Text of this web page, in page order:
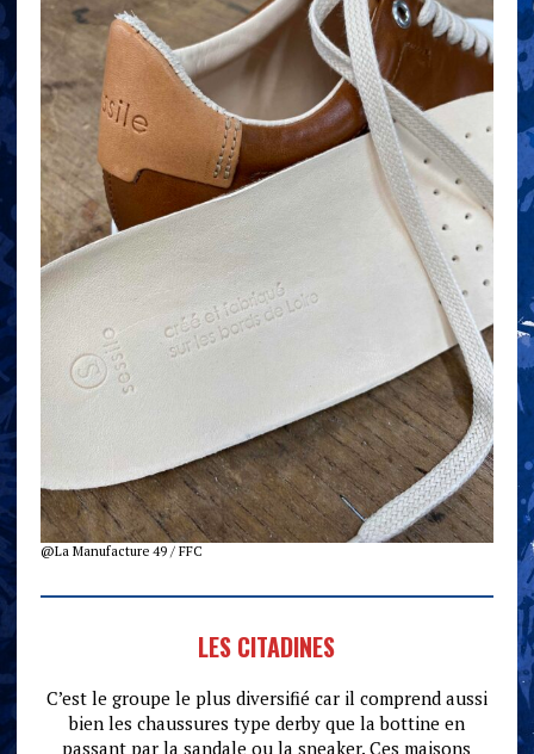
@La Manufacture 49 / FFC
LES CITADINES
C’est le groupe le plus diversifié car il comprend aussi
bien les chaussures type derby que la bottine en
passant par la sandale ou la sneaker. Ces maisons